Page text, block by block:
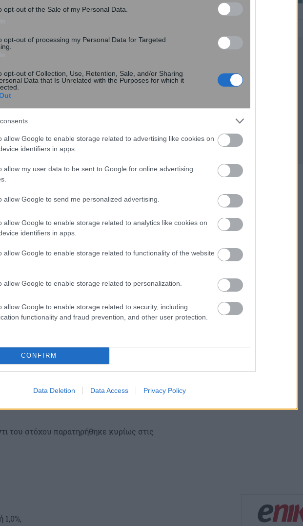
opt-out of the Sale of my Personal Data.
opt-out of processing my Personal Data for Targeted
opt-out of Collection, Use, Retention, Sale, and/or Sharing
Data that Is Unrelated with the Purposes for which it
allow Google to enable storage related to advertising like cookies on
identifiers in apps.
allow my user data to be sent to Google for online advertising
allow Google to send me personalized advertising.
allow Google to enable storage related to analytics like cookies on
identifiers in apps.
allow Google to enable storage related to functionality of the website
allow Google to enable storage related to personalization.
allow Google to enable storage related to security, including
functionality and fraud prevention, and other user protection.
CONFIRM
Data Deletion Data Access Privacy Policy
σε 45.130 εκατ. ευρώ παρουσιάζοντας
εκατ. ευρώ, αυξημένα κατά 506 εκατ.
του στόχου παρατηρήθηκε κυρίως στις